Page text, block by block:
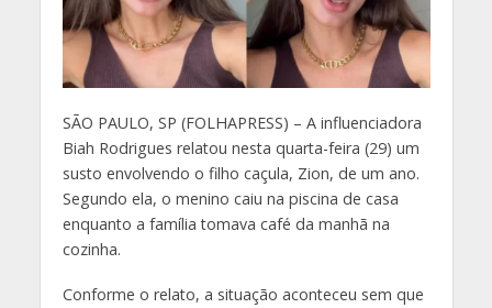
SÃO PAULO, SP (FOLHAPRESS) – A influenciadora
Biah Rodrigues relatou nesta quarta-feira (29) um
susto envolvendo o filho caçula, Zion, de um ano.
Segundo ela, o menino caiu na piscina de casa
enquanto a família tomava café da manhã na
cozinha.
Conforme o relato, a situação aconteceu sem que